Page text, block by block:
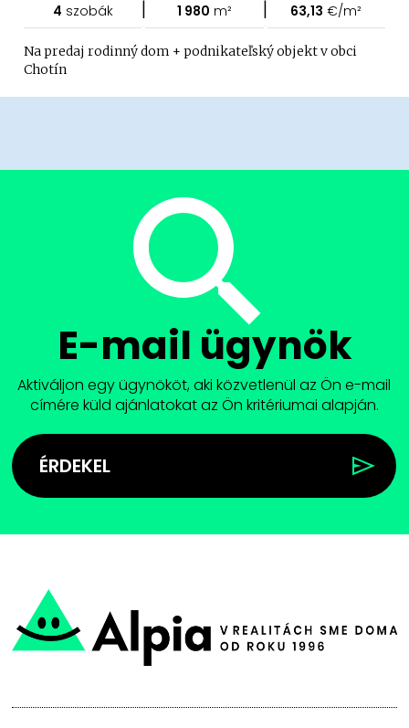
4 szobák | 1 980 m² | 63,13 €/m²
Na predaj rodinný dom + podnikateľský objekt v obci
Chotín
E-mail ügynök
Aktiváljon egy ügynököt, aki közvetlenül az Ön e-mail
címére küld ajánlatokat az Ön kritériumai alapján.
ÉRDEKEL